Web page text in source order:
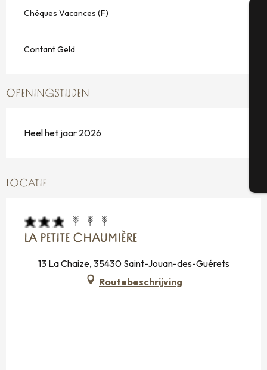
Chéques Vacances (F)
Contant Geld
OPENINGSTIJDEN
Heel het jaar 2026
LOCATIE
LA PETITE CHAUMIÈRE
13 La Chaize, 35430 Saint-Jouan-des-Guérets
Routebeschrijving